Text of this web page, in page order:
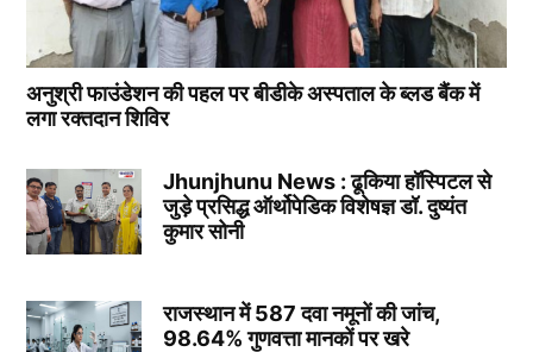
अनुश्री फाउंडेशन की पहल पर बीडीके अस्पताल के ब्लड बैंक में
लगा रक्तदान शिविर
Jhunjhunu News : ढूकिया हॉस्पिटल से
जुड़े प्रसिद्ध ऑर्थोपेडिक विशेषज्ञ डॉ. दुष्यंत
कुमार सोनी
राजस्थान में 587 दवा नमूनों की जांच,
98.64% गुणवत्ता मानकों पर खरे